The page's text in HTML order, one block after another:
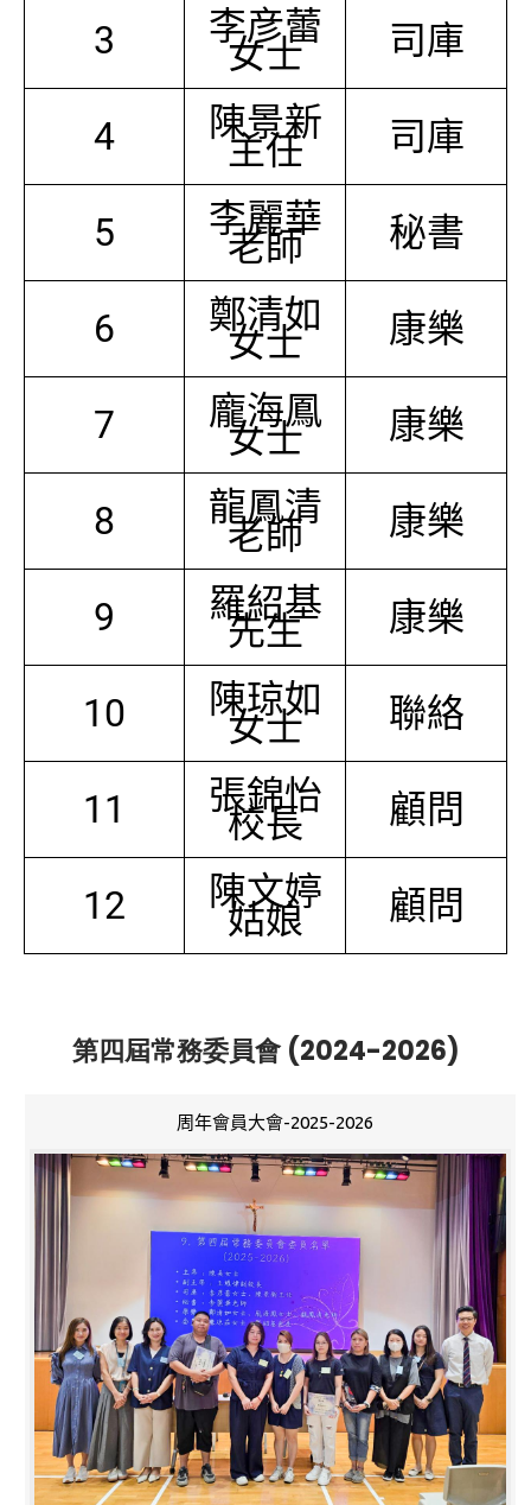
3 李彦蕾
女士 司庫
4 陳景新
主任 司庫
5 李麗華
老師 秘書
6 鄭清如
女士 康樂
7 龐海鳳
女士 康樂
8 龍鳳清
老師 康樂
9 羅紹基
先生 康樂
10 陳琼如
女士 聯絡
11 張錦怡
校長 顧問
12 陳文婷
姑娘 顧問
第四屆常務委員會 (2024-2026)
周年會員大會-2025-2026